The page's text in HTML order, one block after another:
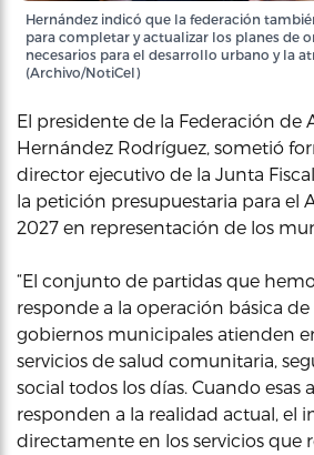
Hernández indicó que la federación
para completar y actualizar los planes de
necesarios para el desarrollo urbano y la
(Archivo/NotiCel)
El presidente de la Federación de
Hernández Rodríguez, sometió
director ejecutivo de la Junta
la petición presupuestaria para el
2027 en representación de los
“El conjunto de partidas que
responde a la operación básica
gobiernos municipales atienden
servicios de salud comunitaria,
social todos los días. Cuando esas
responden a la realidad actual, el
directamente en los servicios que